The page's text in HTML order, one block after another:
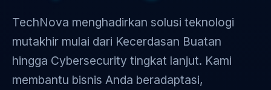
TechNova menghadirkan solusi teknologi
mutakhir mulai dari Kecerdasan Buatan
hingga Cybersecurity tingkat lanjut. Kami
membantu bisnis Anda beradaptasi,